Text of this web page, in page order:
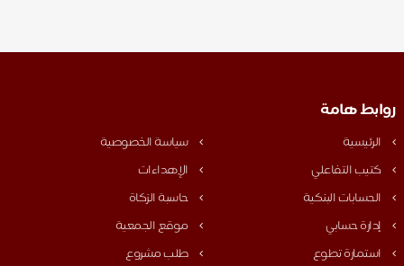
روابط هامة
الرئيسية
سياسة الخصوصية
كتيب التفاعلي
الإهداءات
الحسابات البنكية
حاسبة الزكاة
إدارة حسابي
موقع الجمعية
استمارة تطوع
طلب مشروع